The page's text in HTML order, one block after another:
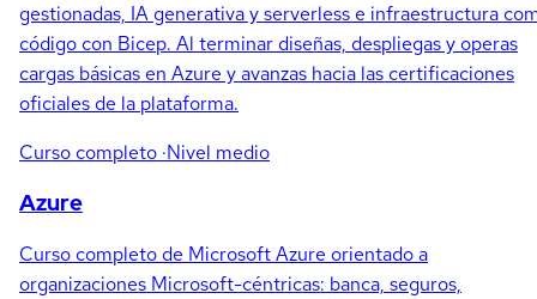
gestionadas, IA generativa y serverless e infraestructura
código con Bicep. Al terminar diseñas, despliegas y operas
cargas básicas en Azure y avanzas hacia las certificaciones
oficiales de la plataforma.
Curso completo ·Nivel medio
Azure
Curso completo de Microsoft Azure orientado a
organizaciones Microsoft-céntricas: banca, seguros,